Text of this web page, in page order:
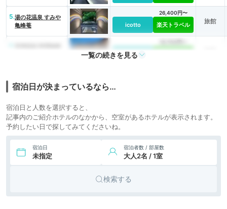
5.湯の花温泉 すみや
亀峰菴
icotto
26,400円〜
楽天トラベル 旅館
icotto
川
8.旅亭 嵐月 icotto
一覧の続きを見る
宿泊日が決まっているなら…
宿泊日と人数を選択すると、
記事内のご紹介ホテルのなかから、空室があるホテルが表示されます。
予約したい日で探してみてくださいね。
宿泊日
未指定
宿泊者数 / 部屋数
大人2名 / 1室
検索する